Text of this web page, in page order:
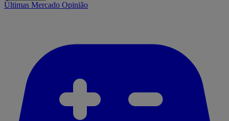
Últimas Mercado Opinião